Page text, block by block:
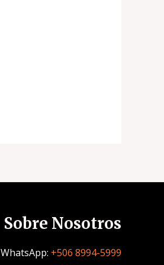
Sobre Nosotros
WhatsApp: +506 8994-5999